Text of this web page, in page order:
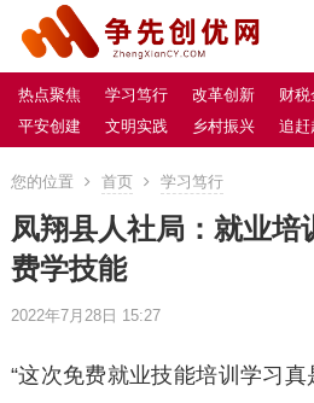
热点聚焦 学习笃行 改革创新 财
平安创建
文明实践 乡村振兴 追赶
您的位置 首页 学习笃行
凤翔县人社局：就业培
费学技能
2022年7月28日 15:27
“这次免费就业技能培训学习